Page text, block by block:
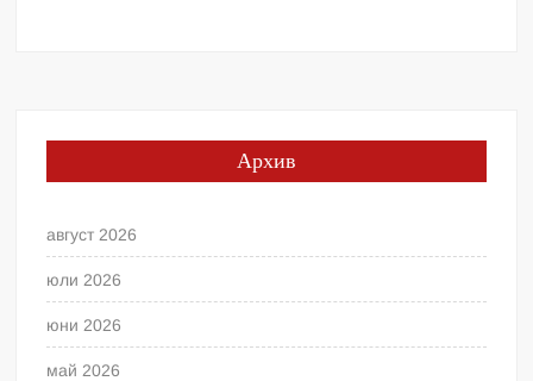
Архив
август 2026
юли 2026
юни 2026
май 2026